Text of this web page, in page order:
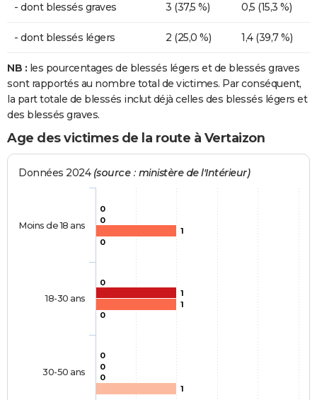
- dont blessés graves 3 (37,5 %) 0,5 (15,3 %)
- dont blessés légers 2 (25,0 %) 1,4 (39,7 %)
NB : les pourcentages de blessés légers et de blessés graves
sont rapportés au nombre total de victimes. Par conséquent,
la part totale de blessés inclut déjà celles des blessés légers et
des blessés graves.
Age des victimes de la route à Vertaizon
Données 2024 (source : ministère de l'Intérieur)
0
0
0
0
1
0
1
1
0
0
0
1
Moins de 18 ans
18-30 ans
30-50 ans